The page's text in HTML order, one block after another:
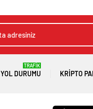
YOL DURUMU
TRAFİK
KRIPTO